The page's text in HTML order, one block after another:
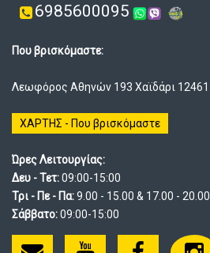
6985600095
Που βρισκόμαστε:
Λεωφόρος Αθηνών 193 Χαϊδάρι 12461
ΧΑΡΤΗΣ - Που βρισκόμαστε
Ώρες Λειτουργίας:
Δευ - Τετ:09:00-15:00
Τρι - Πε - Πα:9.00 - 15.00 & 17.00 - 20.00
Σάββατο:09:00-15:00